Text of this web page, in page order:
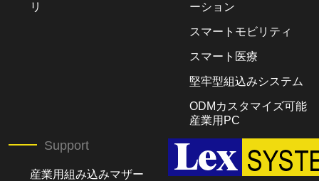
リ
ーション
スマートモビリティ
スマート医療
堅牢型組込みシステム
ODMカスタマイズ可能
産業用PC
Support
産業用組み込みマザー